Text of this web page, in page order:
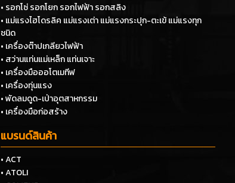
• รอกโซ่ รอกโยก รอกไฟฟ้า รอกสลิง
• แม่แรงไฮโดรลิค แม่แรงเต่า แม่แรงกระปุก-ตะเข้ แม่แรงทุก
ชนิด
• เครื่องต๊าปเกลียวไฟฟ้า
• สว่านแท่นแม่เหล็ก แท่นเจาะ
• เครื่องมือออโตเมทีฟ
• เครื่องทุ่นแรง
• พัดลมดูด-เป่าอุตสาหกรรม
• เครื่องมือก่อสร้าง
แบรนด์สินค้า
• ACT
• ATOLI